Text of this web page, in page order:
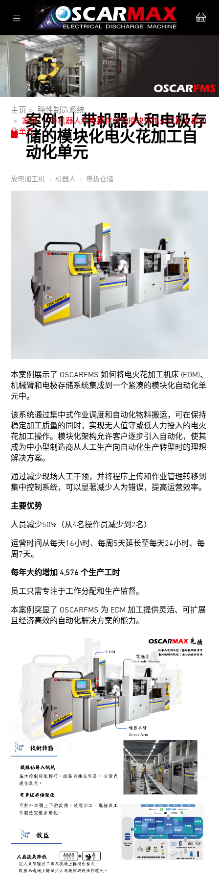
案例1｜带机器人和电极存
储的模块化电火花加工自
动化单元
主页
弹性制造系统
案例1｜带机器人和电极存储的模块化电火花加工自动
化单元
放电加工机 机器人 电极仓储
本案例展示了 OSCARFMS 如何将电火花加工机床 (EDM)、
机械臂和电极存储系统集成到一个紧凑的模块化自动化单
元中。
该系统通过集中式作业调度和自动化物料搬运，可在保持
稳定加工质量的同时，实现无人值守或低人力投入的电火
花加工操作。模块化架构允许客户逐步引入自动化，使其
成为中小型制造商从人工生产向自动化生产转型时的理想
解决方案。
通过减少现场人工干预，并将程序上传和作业管理转移到
集中控制系统，可以显著减少人为错误，提高运营效率。
主要优势
人员减少50%（从4名操作员减少到2名）
运营时间从每天16小时、每周5天延长至每天24小时、每
周7天。
每年大约增加 4,576 个生产工时
员工只需专注于工作分配和生产监督。
本案例突显了 OSCARFMS 为 EDM 加工提供灵活、可扩展
且经济高效的自动化解决方案的能力。